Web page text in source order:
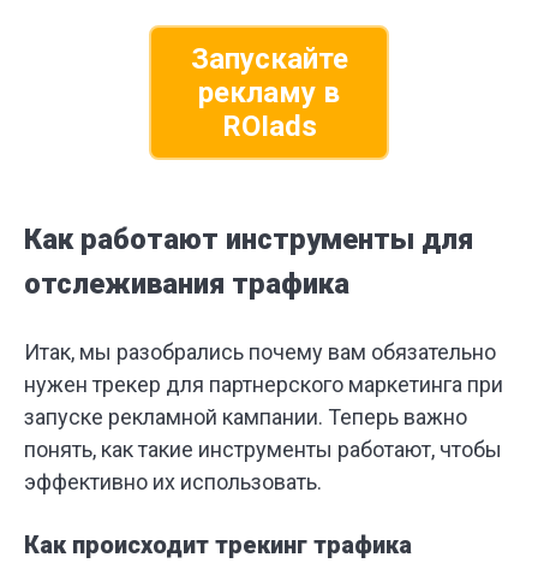
Запускайте
рекламу в
ROIads
Как работают инструменты для
отслеживания трафика
Итак, мы разобрались почему вам обязательно
нужен трекер для партнерского маркетинга при
запуске рекламной кампании. Теперь важно
понять, как такие инструменты работают, чтобы
эффективно их использовать.
Как происходит трекинг трафика